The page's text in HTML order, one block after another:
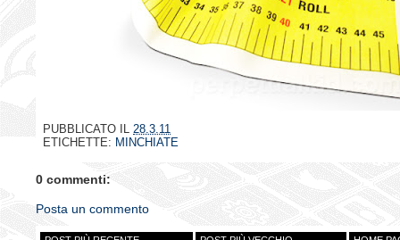
PUBBLICATO IL 28.3.11
ETICHETTE: MINCHIATE
0 commenti:
Posta un commento